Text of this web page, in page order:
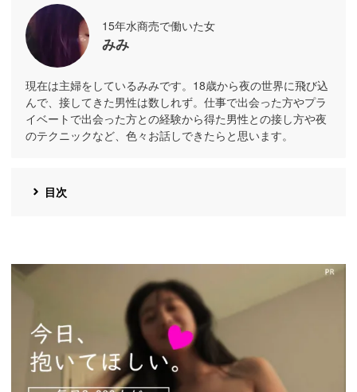
15年水商売で働いた女
みみ
現在は主婦をしているみみです。18歳から夜の世界に飛び込
んで、接してきた男性は数しれず。仕事で出会った方やプラ
イベートで出会った方との経験から得た男性との接し方や夜
のテクニックなど、色々お話しできたらと思います。
目次
https://pcmax.jp/lp/?